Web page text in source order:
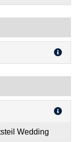
den Ortsteil Wedding